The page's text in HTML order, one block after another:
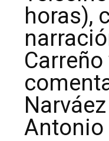
horas),
Carreño
Antonio